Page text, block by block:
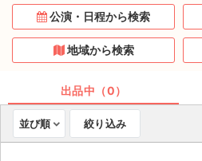
もうすぐ開催のチケット
チケットのリクエスト一覧
取扱チケット
ライブ・コンサート（国内）
公演・日程から検索
地域から検索
出品中（0）
並び順 絞り込み